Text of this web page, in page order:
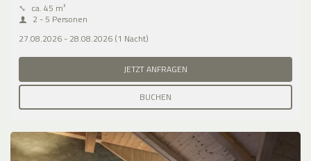
⤡ ca. 45 m²
2 - 5 Personen
27.08.2026 - 28.08.2026 (1 Nacht)
JETZT ANFRAGEN
BUCHEN